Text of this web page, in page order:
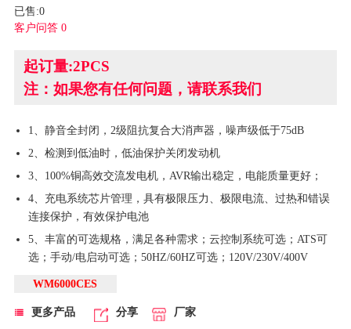
已售:0
客户问答 0
起订量:2PCS
注：如果您有任何问题，请联系我们
1、静音全封闭，2级阻抗复合大消声器，噪声级低于75dB
2、检测到低油时，低油保护关闭发动机
3、100%铜高效交流发电机，AVR输出稳定，电能质量更好；
4、充电系统芯片管理，具有极限压力、极限电流、过热和错误
连接保护，有效保护电池
5、丰富的可选规格，满足各种需求；云控制系统可选；ATS可
选；手动/电启动可选；50HZ/60HZ可选；120V/230V/400V
WM6000CES
更多产品 分享 厂家